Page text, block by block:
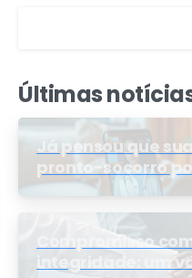
Últimas
Já pensou que
pronto-socorro
resolvida por
Compromisso com
integridade: um